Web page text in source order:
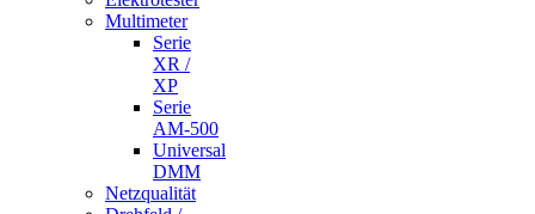
Multimeter
Serie
XR /
XP
Serie
AM-500
Universal
DMM
Netzqualität